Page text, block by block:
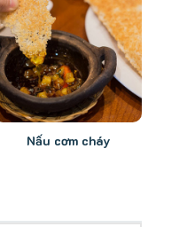
Nấu cơm cháy